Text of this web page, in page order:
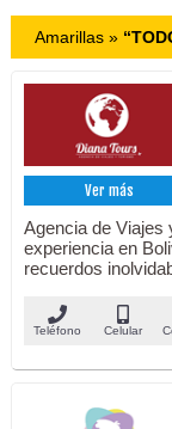
Amarillas »
Ver más
Agencia de Viajes
experiencia en
recuerdos
Teléfono Celular